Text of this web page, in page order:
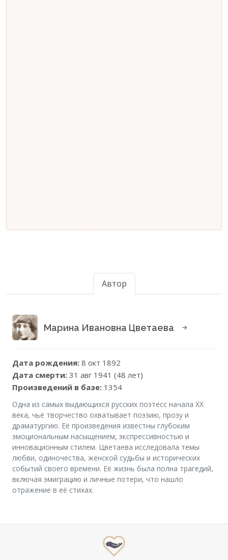
Автор
Марина Ивановна Цветаева
Дата рождения: 8 окт 1892
Дата смерти: 31 авг 1941 (48 лет)
Произведений в базе: 1354
Одна из самых выдающихся русских поэтесс начала XX
века, чьё творчество охватывает поэзию, прозу и
драматургию. Её произведения известны глубоким
эмоциональным насыщением, экспрессивностью и
инновационным стилем. Цветаева исследовала темы
любви, одиночества, женской судьбы и исторических
событий своего времени. Её жизнь была полна трагедий,
включая эмиграцию и личные потери, что нашло
отражение в её стихах.